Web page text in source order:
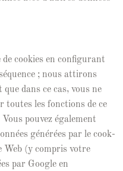
de cook­ies en con­fig­u­rant
; nous attirons
dans ce cas, vous ne
toutes les fonc­tions de ce
pou­vez égale­ment
générées par le cook­
Web (y com­pris votre
par Google en